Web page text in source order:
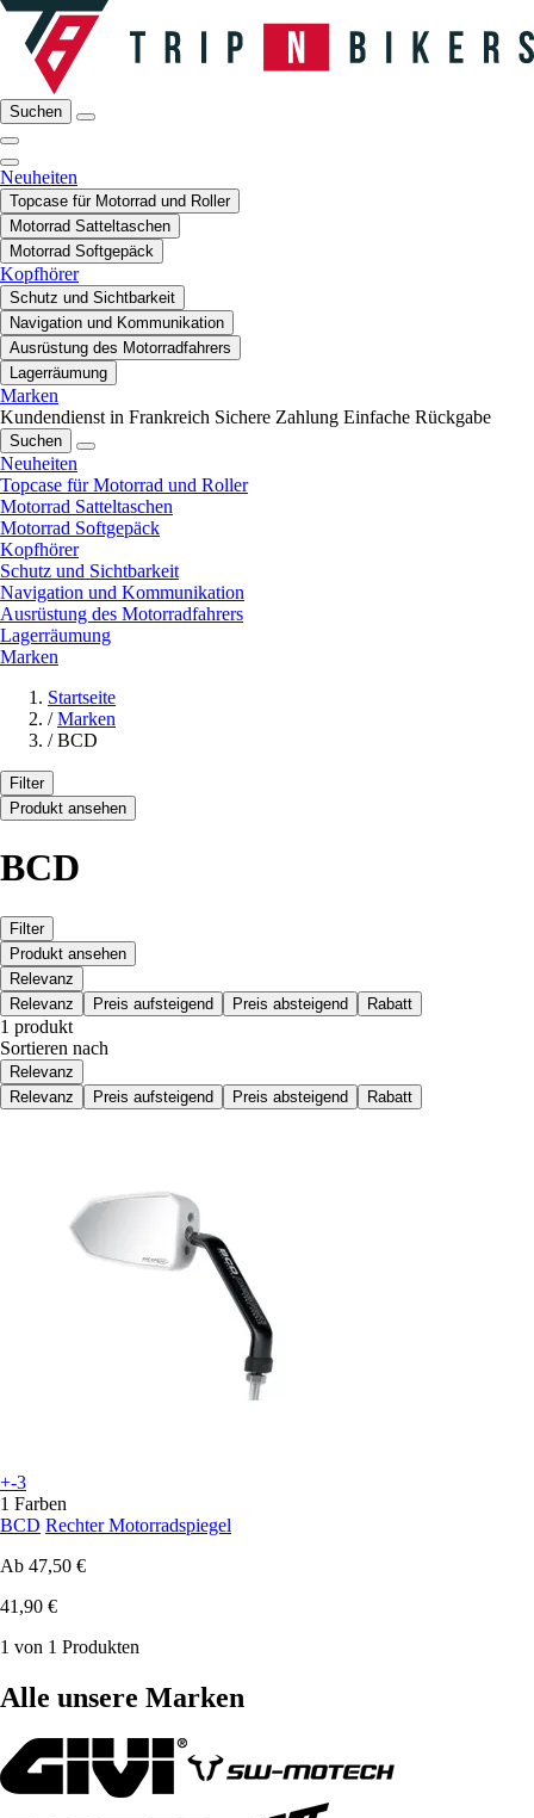
Suchen
Neuheiten
Topcase für Motorrad und Roller
Motorrad Satteltaschen
Motorrad Softgepäck
Kopfhörer
Schutz und Sichtbarkeit
Navigation und Kommunikation
Ausrüstung des Motorradfahrers
Lagerräumung
Marken
Kundendienst in Frankreich Sichere Zahlung Einfache Rückgabe
Suchen
Neuheiten
Topcase für Motorrad und Roller
Motorrad Satteltaschen
Motorrad Softgepäck
Kopfhörer
Schutz und Sichtbarkeit
Navigation und Kommunikation
Ausrüstung des Motorradfahrers
Lagerräumung
Marken
Startseite
/ Marken
/ BCD
Filter
Produkt ansehen
BCD
Filter
Produkt ansehen
Relevanz
Relevanz
Preis aufsteigend Preis absteigend Rabatt
1 produkt
Sortieren nach
Relevanz
Relevanz
Preis aufsteigend Preis absteigend Rabatt
+-3
1 Farben
BCD Rechter Motorradspiegel
Ab 47,50 €
41,90 €
1 von 1 Produkten
Alle unsere Marken